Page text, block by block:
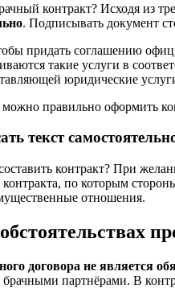
контракт? Исходя из
. Подписывать документ
придать соглашению
такие услуги в
юридические
правильно оформить
текст
контракт? При
контракта, по которым
отношения.
договора не является
партнёрами. В